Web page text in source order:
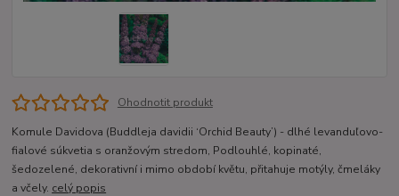
Ohodnotit produkt
Komule Davidova (Buddleja davidii ‘Orchid Beauty’) - dlhé levanduľovo-
fialové súkvetia s oranžovým stredom, Podlouhlé, kopinaté,
šedozelené, dekorativní i mimo období květu, přitahuje motýly, čmeláky
a včely. celý popis